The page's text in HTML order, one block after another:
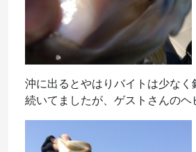
沖に出るとやはりバイトは少なく
続いてましたが、ゲストさんのヘ